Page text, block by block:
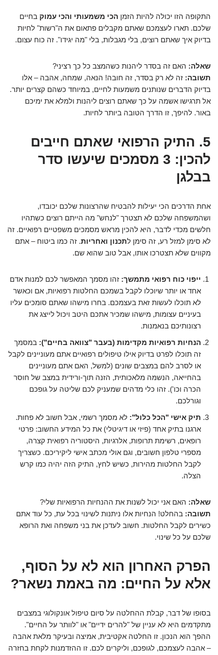
התקופה הזו יכולה להיות הזמן הכי משמעותי והכי עמוק בחיים
שלכם. תארו לעצמכם שאתם מקבלים פתאום את ה"רשות" לחיות
בדיוק איך שאתם רוצים, בלי מגבלות, בלי "מה יגידו". זה כוח עצום.
שאלה: האם זה בסדר ליהנות כשהמצב כל כך רציני?
תשובה: זה לא רק בסדר, זה חובה! הנאה, שמחה, אהבה – אלו
בדיוק הדברים שנותנים משמעות לחיים, במיוחד כשהם קצרים יותר.
אל תרגישו אשמה על כך שאתם רוצים ליהנות ולמלא את ימיכם
באור. להיפך, זו הדרך הטובה ביותר לחיות.
5. התיק הרפואי שאתם חייבים
להכין: 3 מסמכים שיעשו סדר
בבלגן
אחת הדרכים הכי יעילות להבטיח שהרצונות שלכם יכובדו,
ושהמשפחה שלכם לא תצטרך "לנחש" מה הייתם רוצים כשתהיו
חלשים מכדי לדבר, היא להכין מראש מסמכים משפטיים רפואיים. זה
לא סימן למזל רע, זה סימן לתכנון ואחריות. זה כמו ביטוח – אתם
מקווים שלא תצטרכו אותו, אבל טוב שהוא שם.
ייפוי כוח רפואי מתמשך: זהו מסמך המאפשר לכם למנות אדם
אחד או יותר שיוכלו לקבל בשמכם החלטות רפואיות, אם וכאשר
לא תוכלו לעשות זאת בעצמכם. בחרו מישהו שאתם סומכים עליו
בעיניים עצומות, מישהו שמכיר אתכם היטב ויכול לייצג את
רצונותיכם בנאמנות.
הנחיות רפואיות מקדימות (בעבר "צוואה בחיים"): במסמך
זה תוכלו לפרט בדיוק אילו טיפולים רפואיים אתם מעוניינים לקבל
או לסרב להם במצבים שונים (למשל, האם אתם מעוניינים
בהחייאה, הנשמה מלאכותית, הזנה תוך-ורידית במצב של חוסר
הכרה וכו'). זהו כלי מדהים שמעניק לכם שליטה על גופכם
וגורלכם.
תיק אישי "הכל כלול": לא מסמך רשמי, אבל חשוב לא פחות.
ארגנו בתיק אחד (פיזי או דיגיטלי) את כל המידע החשוב: פרטי
רופאים, רשימת תרופות, אלרגיות, היסטוריה רפואית קצרה,
מספרי טלפון חשובים, וגם אולי מכתב אישי ליקיריכם. כשצריך
לקבל החלטות מהירות, כשיש לחץ, התיק הזה יהיה כמו קרש
הצלה.
שאלה: האם אני יכול לשנות את ההנחיות הרפואיות שלי?
תשובה: בהחלט! הנחיות אלו ניתנות לשינוי בכל עת, כל עוד אתם
כשירים לקבל החלטות. חשוב לעדכן את בני משפחה ואת הרופא
שלכם על כל שינוי.
הפרק האחרון הוא לא על הסוף,
אלא על החיים: מה באמת נשאר?
בסופו של דבר, קבלת ההחלטה על סיום טיפול אונקולוגי במצבים
מתקדמים היא לא עניין של "להרים ידיים" או "לוותר על החיים".
ההפך הוא הנכון. זו החלטה אקטיבית, אמיצה ובעיקר מלאת אהבה
– אהבה לעצמכם, לגופכם, וליקרים לכם. זו ההזדמנות לקחת בחזרה